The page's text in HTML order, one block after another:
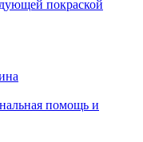
покраской
помощь и